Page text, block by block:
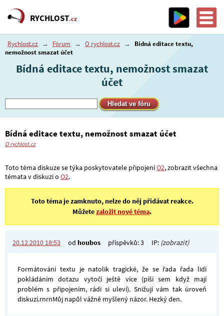
RYCHLOST.cz
Rychlost.cz → Fórum → O rychlost.cz →
Bídná editace textu,
nemožnost smazat účet
Bídná editace textu, nemožnost smazat
účet
Bídná editace textu, nemožnost smazat účet
O rychlost.cz
Toto téma diskuze se týka poskytovatele připojeníO2, zobrazit všechna
témata v diskuzi o O2.
Toto téma je zamknuto, nelze do něj přidávat reakce.
Můžetezaložit nové téma.
20.12.2010 18:53 od houbos příspěvků: 3 IP: (zobrazit)
Formátování textu je natolik tragické, že se řada řada lidí
pokládáním dotazu vytočí ještě více (píší sem když mají
problém s připojením, rádi si uleví). Snižují vám tak úroveň
diskuzí.rnrnMůj napůl vážně myšlený názor. Hezký den.